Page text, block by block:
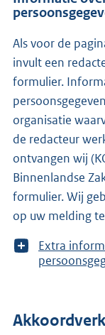
Als voor de
invult een
formulier.
organisatie
de redacteur werkzaam is. Is de
ontvangen wij
Binnenlandse
formulier. Wij
op uw melding
T
o
e
Extra informatie over